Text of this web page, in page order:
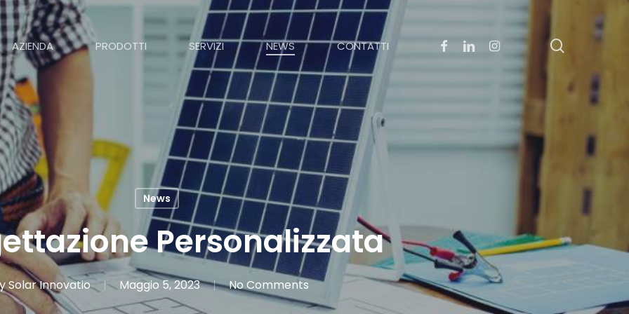
AZIENDA PRODOTTI SERVIZI NEWS CONTATTI FACEBOOKLINKEDININSTAGRAM search
News
Personalizzata
Solar Innovatio Maggio 5, 2023 No Comments